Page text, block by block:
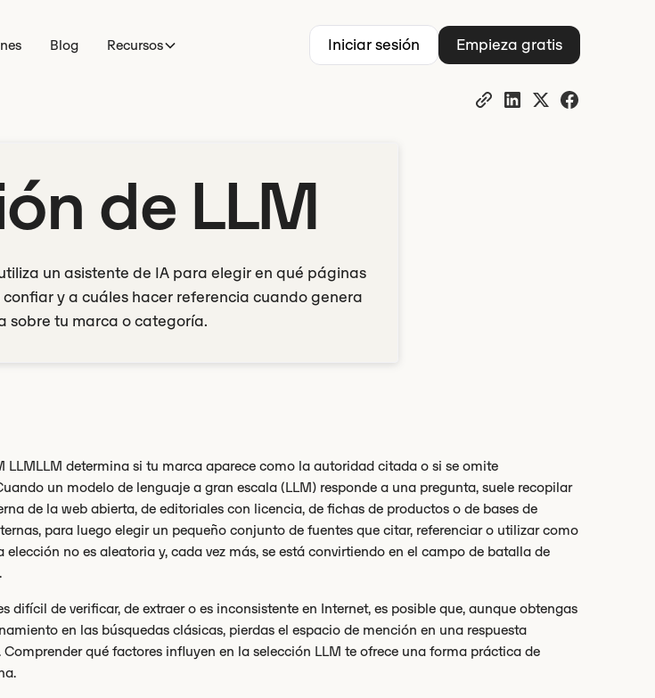
Blog Recursos Iniciar sesión Empieza gratis
de LLM
un asistente de IA para elegir en qué páginas
y a cuáles hacer referencia cuando genera
sobre tu marca o categoría.
LLMLLM determina si tu marca aparece como la autoridad citada o si se omite
un modelo de lenguaje a gran escala (LLM) responde a una pregunta, suele recopilar
de la web abierta, de editoriales con licencia, de fichas de productos o de bases de
para luego elegir un pequeño conjunto de fuentes que citar, referenciar o utilizar como
elección no es aleatoria y, cada vez más, se está convirtiendo en el campo de batalla de
difícil de verificar, de extraer o es inconsistente en Internet, es posible que, aunque obtengas
en las búsquedas clásicas, pierdas el espacio de mención en una respuesta
Comprender qué factores influyen en la selección LLM te ofrece una forma práctica de